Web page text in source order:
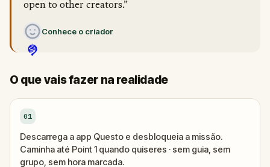
open to other creators.”
Conhece o criador
O que vais fazer na realidade
01
Descarrega a app Questo e desbloqueia a missão.
Caminha até Point 1 quando quiseres · sem guia, sem
grupo, sem hora marcada.